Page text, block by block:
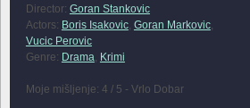
Director: Goran Stankovic
Actors: Boris Isakovic, Goran Markovic,
Vucic Perovic
Genre: Drama Krimi
Moje mišljenje: 4 / 5 - Vrlo Dobar